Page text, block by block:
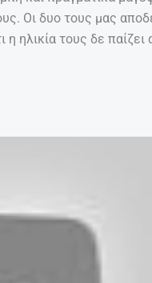
Οι δυο τους μας
η ηλικία τους δε